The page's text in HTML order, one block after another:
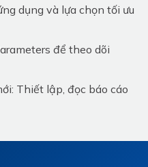
dụng và lựa chọn tối ưu
để theo dõi
Thiết lập, đọc báo cáo